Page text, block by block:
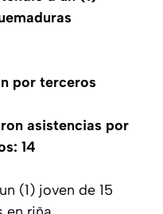
por terceros
asistencias por
14
(1) joven de 15